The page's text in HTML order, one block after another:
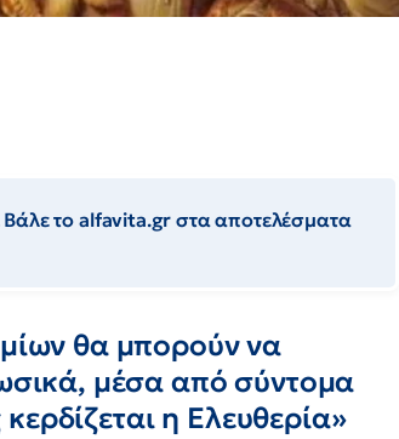
Βάλε το alfavita.gr στα αποτελέσματα
θα μπορούν να
μέσα από σύντομα
η Ελευθερία»